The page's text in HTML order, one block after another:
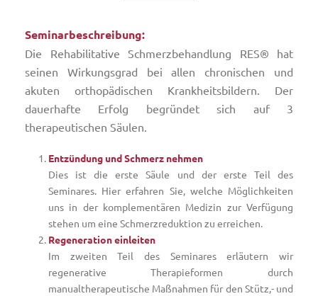
Seminarbeschreibung:
Die Rehabilitative Schmerzbehandlung RES® hat
seinen Wirkungsgrad bei allen chronischen und
akuten orthopädischen Krankheitsbildern. Der
dauerhafte Erfolg begründet sich auf 3
therapeutischen Säulen.
Entzündung und Schmerz nehmen
Dies ist die erste Säule und der erste Teil des
Seminares. Hier erfahren Sie, welche Möglichkeiten
uns in der komplementären Medizin zur Verfügung
stehen um eine Schmerzreduktion zu erreichen.
Regeneration einleiten
Im zweiten Teil des Seminares erläutern wir
regenerative Therapieformen durch
manualtherapeutische Maßnahmen für den Stütz,- und